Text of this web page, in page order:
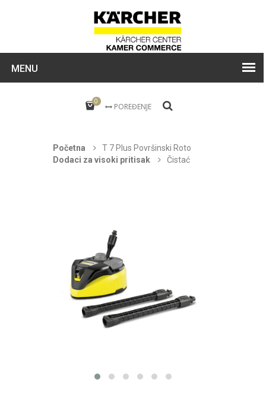
MENU
0
POREĐENJE
Početna
Dodaci za visoki pritisak
T 7 Plus Površinski Roto
Čistać